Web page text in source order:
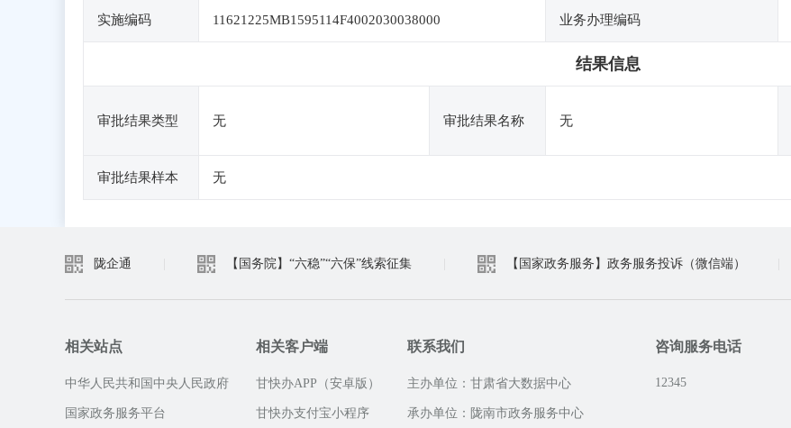
实施编码 11621225MB1595114F4002030038000 业务办理编码
结果信息
审批结果类型 无 审批结果名称 无
审批结果样本 无
陇企通 【国务院】“六稳”“六保”线索征集 【国家政务服务】政务服务投诉（微信端）
相关站点
中华人民共和国中央人民政府
国家政务服务平台
相关客户端
甘快办APP（安卓版）
甘快办支付宝小程序
联系我们
主办单位：甘肃省大数据中心
承办单位：陇南市政务服务中心
咨询服务电话
12345